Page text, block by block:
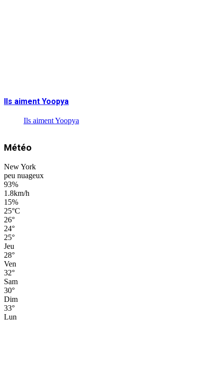
Ils aiment Yoopya
Ils aiment Yoopya
Météo
New York
peu nuageux
93%
1.8km/h
15%
25°C
26°
24°
25°
Jeu
28°
Ven
32°
Sam
30°
Dim
33°
Lun